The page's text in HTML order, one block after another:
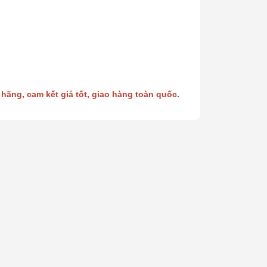
cam kết giá tốt, giao hàng toàn quốc.